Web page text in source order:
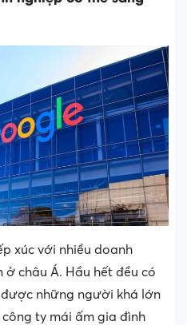
xúc với nhiều doanh
châu Á. Hầu hết đều có
những người khá lớn
ty mái ấm gia đình